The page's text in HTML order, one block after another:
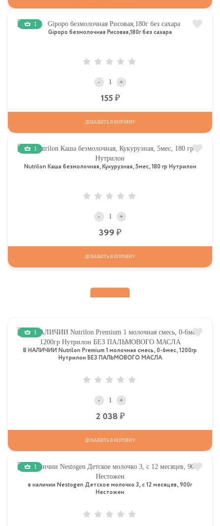
1
Gipopo безмолочная Рисовая,180г без сахара
- +
155
ДОБАВИТЬ В КОРЗИНУ
1
Nutrilon Каша безмолочная, Кукурузная, 5мес, 180 гр Нутрилон
- +
399
ДОБАВИТЬ В КОРЗИНУ
1
В НАЛИЧИИ Nutrilon Premium 1 молочная смесь, 0-6мес, 1200гр
Нутрилон БЕЗ ПАЛЬМОВОГО МАСЛА
- +
2 038
ДОБАВИТЬ В КОРЗИНУ
1
в наличии Nestogen Детское молочко 3, c 12 месяцев, 900г
Нестожен